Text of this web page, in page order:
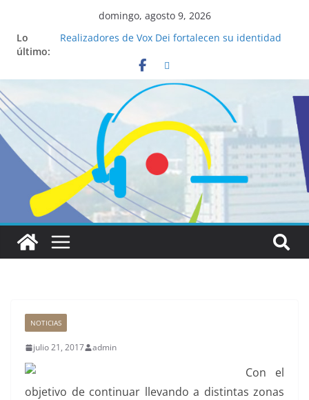
domingo, agosto 9, 2026
Lo
último:
Realizadores de Vox Dei fortalecen su identidad
La ciencia desvela los 5 secretos que tiene
fácilmente un católico para convertirse en
“Superancianos”
Pop Up Market atrae a cientos de visitantes y
dinamiza la economía local
Salud mental a la mesa: la importancia de
hablarlo en familia
Lo que tienen en común la nueva Película Toy
Story 5 y el Papa León XIV
NOTICIAS
julio 21, 2017 admin
Con el
objetivo de continuar llevando a distintas zonas